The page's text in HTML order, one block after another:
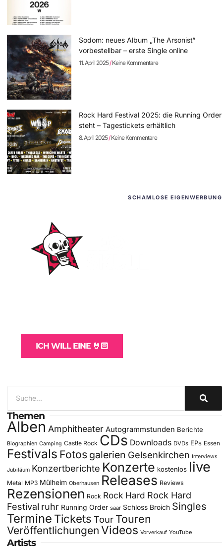
Sodom: neues Album „The Arsonist“
vorbestellbar – erste Single online
11. April 2025 Keine Kommentare
Rock Hard Festival 2025: die Running Order
steht – Tagestickets erhältlich
8. April 2025 Keine Kommentare
SCHAMLOSE EIGENWERBUNG
ICH WILL EINE 🤘🏻
Themen
Alben Amphitheater Autogrammstunden Berichte
Biographien Camping Castle Rock CDs Downloads DVDs EPs Essen
Festivals Fotos galerien Gelsenkirchen Interviews
Jubiläum Konzertberichte Konzerte kostenlos live
Metal MP3 Mülheim Oberhausen Releases Reviews
Rezensionen Rock Rock Hard Rock Hard
Festival ruhr Running Order saar Schloss Broich Singles
Termine Tickets Tour Touren
Veröffentlichungen Videos Vorverkauf YouTube
Artists